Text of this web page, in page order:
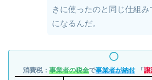
きに使ったのと同じ仕組み
になるんだ。
消費税： 事業者の税金で事業者が納付「譲